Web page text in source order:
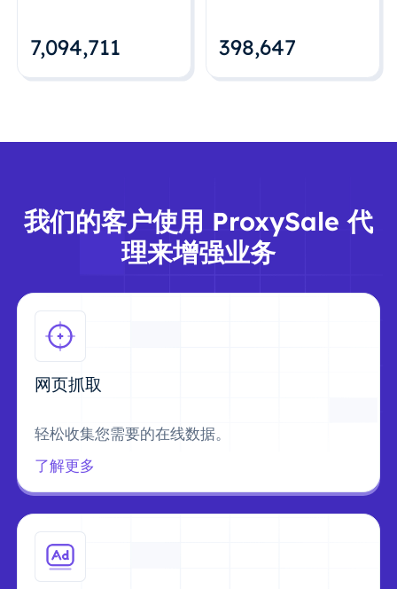
7,094,712 398,648
我们的客户使用 ProxySale 代
理来增强业务
网页抓取
轻松收集您需要的在线数据。
了解更多